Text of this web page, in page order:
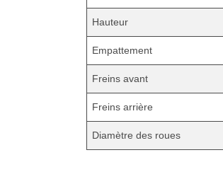
Hauteur
Empattement
Freins avant
Freins arrière
Diamètre des roues